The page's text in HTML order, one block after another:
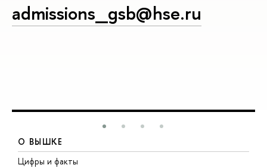
admissions_gsb@hse.ru
О ВЫШКЕ
Цифры и факты